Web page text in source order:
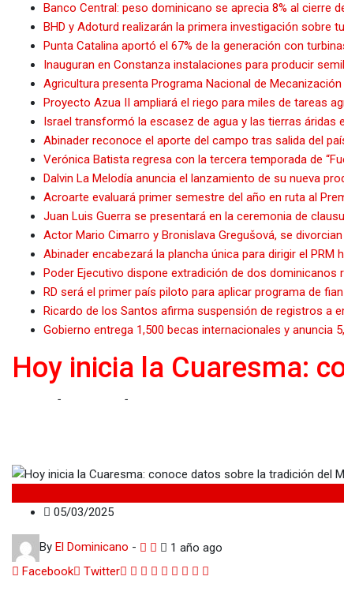
Banco Central: peso dominicano se aprecia 8% al cierre
BHD y Adoturd realizarán la primera investigación sobre
Punta Catalina aportó el 67% de la generación con
Inauguran en Constanza instalaciones para producir
Agricultura presenta Programa Nacional de
Proyecto Azua II ampliará el riego para miles de tareas
Israel transformó la escasez de agua y las tierras áridas
Abinader reconoce el aporte del campo tras salida del
Verónica Batista regresa con la tercera temporada de
Dalvin La Melodía anuncia el lanzamiento de su nueva
Acroarte evaluará primer semestre del año en ruta al
Juan Luis Guerra se presentará en la ceremonia de
Actor Mario Cimarro y Bronislava Gregušová, se
Abinader encabezará la plancha única para dirigir el PRM
Poder Ejecutivo dispone extradición de dos dominicanos
RD será el primer país piloto para aplicar programa de
Ricardo de los Santos afirma suspensión de registros a
Gobierno entrega 1,500 becas internacionales y anuncia
Hoy inicia la Cuaresma:
- -
05/03/2025
By El Dominicano - 1 año ago
Facebook
Twitter Google+
LinkedIn
Whatsapp
StumbleUpon
Tumblr
Pinterest
Reddit
Share